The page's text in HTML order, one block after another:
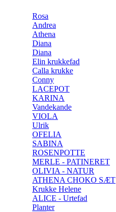
Rosa
Andrea
Athena
Diana
Diana
Elin krukkefad
Calla krukke
Conny
LACEPOT
KARINA
Vandekande
VIOLA
Ulrik
OFELIA
SABINA
ROSENPOTTE
MERLE - PATINERET
OLIVIA - NATUR
ATHENA CHOKO SÆT
Krukke Helene
ALICE - Urtefad
Planter